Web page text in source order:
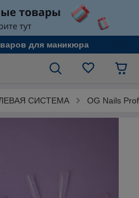
для маникюра
СИСТЕМА OG Nails